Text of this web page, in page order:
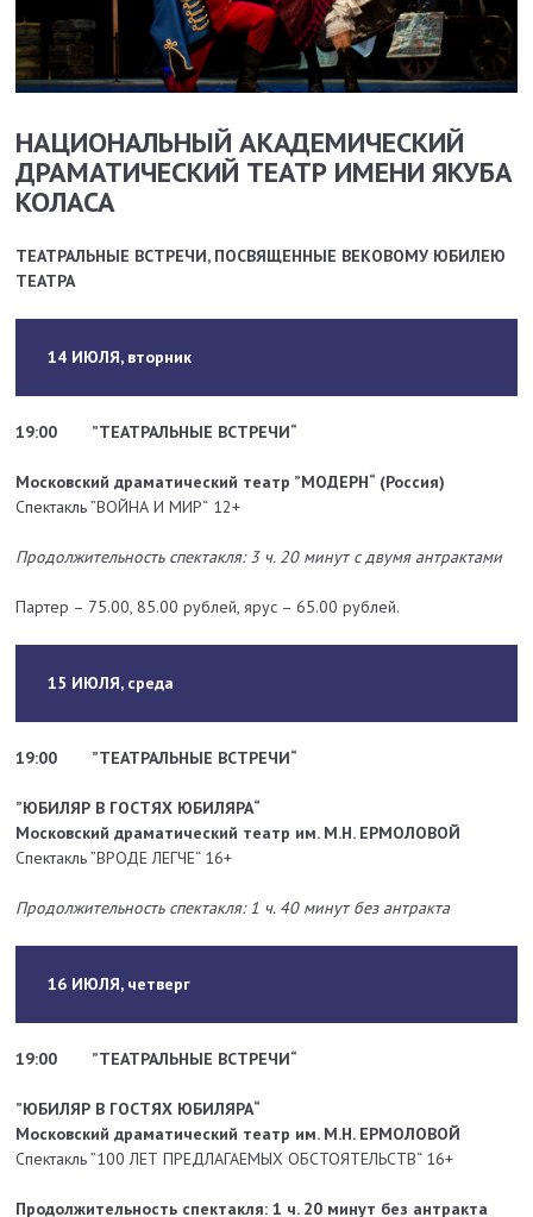
НАЦИОНАЛЬНЫЙ АКАДЕМИЧЕСКИЙ
ДРАМАТИЧЕСКИЙ ТЕАТР ИМЕНИ ЯКУБА
КОЛАСА
ТЕАТРАЛЬНЫЕ ВСТРЕЧИ, ПОСВЯЩЕННЫЕ ВЕКОВОМУ ЮБИЛЕЮ
ТЕАТРА
14 ИЮЛЯ, вторник
19:00 ”ТЕАТРАЛЬНЫЕ ВСТРЕЧИ“
Московский драматический театр ”МОДЕРН“ (Россия)
Спектакль ”ВОЙНА И МИР“ 12+
Продолжительность спектакля: 3 ч. 20 минут с двумя антрактами
Партер – 75.00, 85.00 рублей, ярус – 65.00 рублей.
15 ИЮЛЯ, среда
19:00 ”ТЕАТРАЛЬНЫЕ ВСТРЕЧИ“
”ЮБИЛЯР В ГОСТЯХ ЮБИЛЯРА“
Московский драматический театр им. М.Н. ЕРМОЛОВОЙ
Спектакль ”ВРОДЕ ЛЕГЧЕ“ 16+
Продолжительность спектакля: 1 ч. 40 минут без антракта
16 ИЮЛЯ, четверг
19:00 ”ТЕАТРАЛЬНЫЕ ВСТРЕЧИ“
”ЮБИЛЯР В ГОСТЯХ ЮБИЛЯРА“
Московский драматический театр им. М.Н. ЕРМОЛОВОЙ
Спектакль ”100 ЛЕТ ПРЕДЛАГАЕМЫХ ОБСТОЯТЕЛЬСТВ“ 16+
Продолжительность спектакля: 1 ч. 20 минут без антракта